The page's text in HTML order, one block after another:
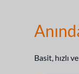
Basit, hızlı